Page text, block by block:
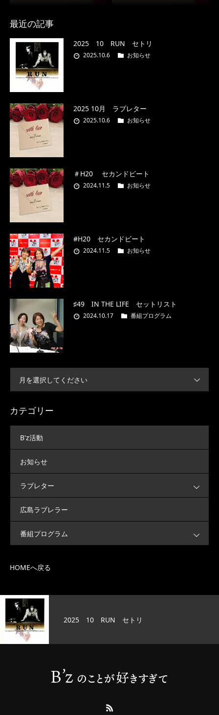
最近の記事
2025 10 RUN セトリ
2025.10.6 お知らせ
2025 10月 ラブレター
2025.10.6 お知らせ
＃H20 セカンドビート
2024.11.5 お知らせ
#H20 セカンドビート
2024.11.5 お知らせ
♯49 IN THE LIFE セットリスト
2024.10.17 番組プログラム
月を選択してください
カテゴリー
B'z活動
お知らせ
ラブレター
広島ラブレラー
番組プログラム
HOMEへ戻る
2025 10 RUN セトリ